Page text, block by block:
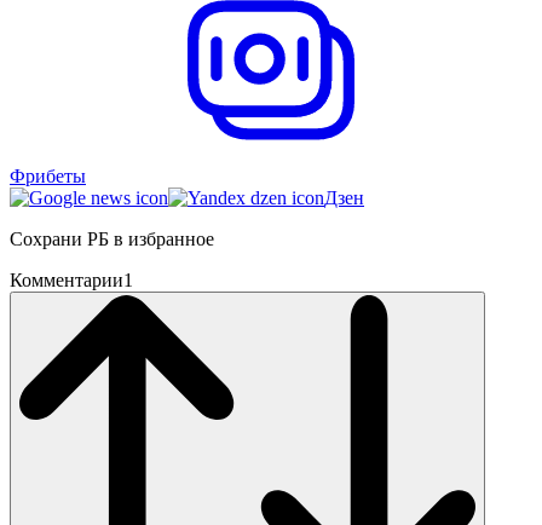
Фрибеты
Дзен
Сохрани РБ в избранное
Комментарии1